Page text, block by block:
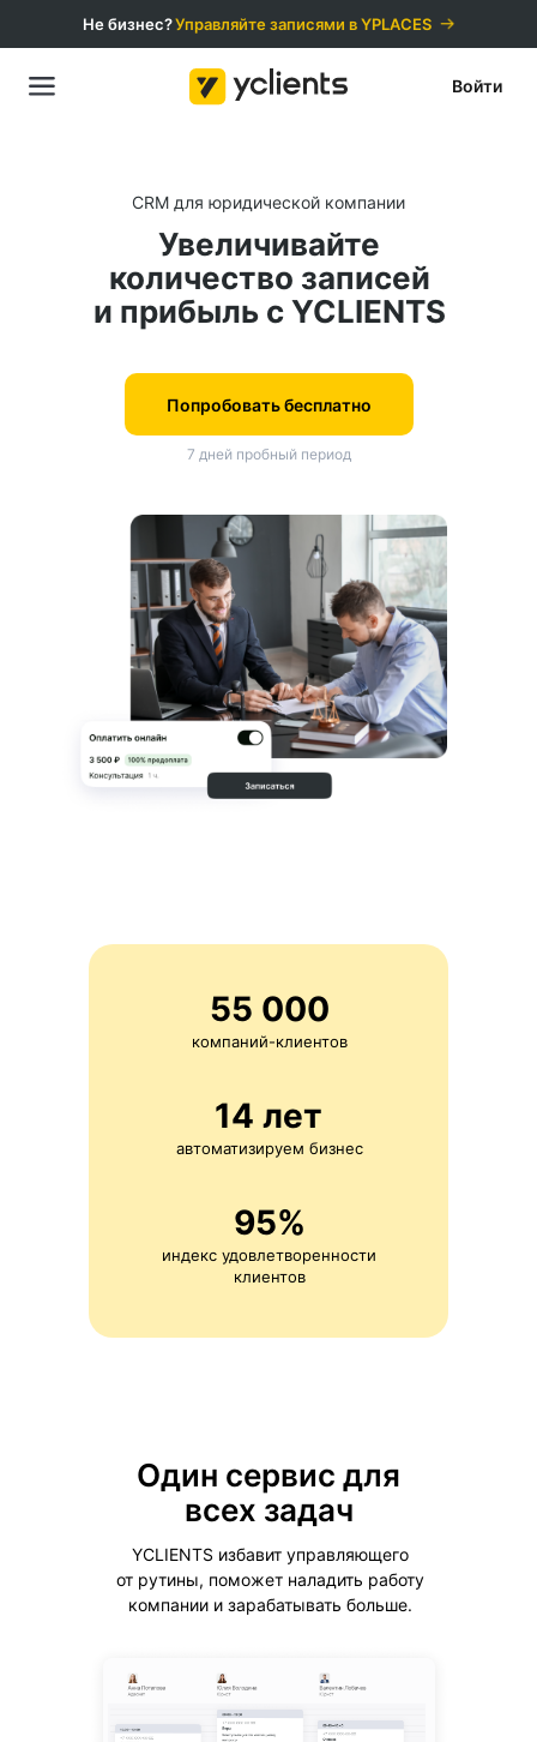
Управляйте записями в YPLACES️
Не бизнес?
Войти
Увеличивайте
количество записей
и прибыль с YCLIENTS
CRM для юридической компании
7 дней пробный период
Попробовать бесплатно
55 000
компаний-клиентов
14 лет
автоматизируем бизнес
95%
индекс удовлетворенности
клиентов
Один сервис для
всех задач
YCLIENTS избавит управляющего
от рутины, поможет наладить работу
компании и зарабатывать больше.